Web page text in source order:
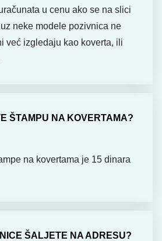
u cenu ako se na slici
neke modele pozivnica ne
već izgledaju kao koverta, ili
ŠTAMPU NA KOVERTAMA?
na kovertama je 15 dinara
ŠALJETE NA ADRESU?